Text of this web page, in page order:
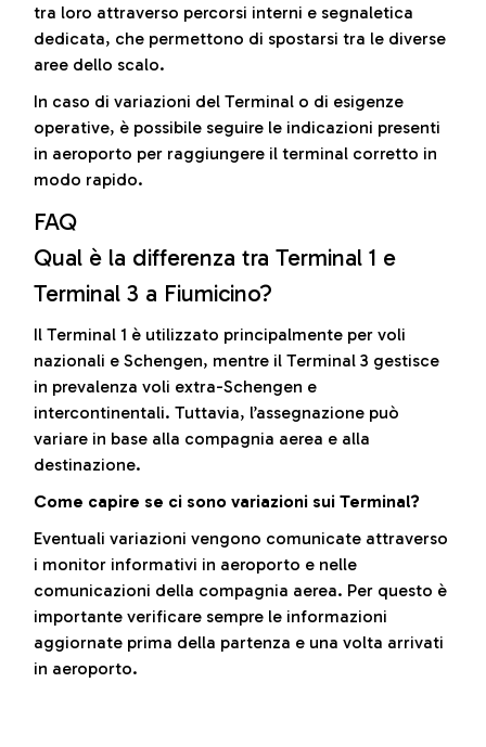
tra loro attraverso percorsi interni e segnaletica
dedicata, che permettono di spostarsi tra le diverse
aree dello scalo.
In caso di variazioni del Terminal o di esigenze
operative, è possibile seguire le indicazioni presenti
in aeroporto per raggiungere il terminal corretto in
modo rapido.
FAQ
Qual è la differenza tra Terminal 1 e
Terminal 3 a Fiumicino?
Il Terminal 1 è utilizzato principalmente per voli
nazionali e Schengen, mentre il Terminal 3 gestisce
in prevalenza voli extra-Schengen e
intercontinentali. Tuttavia, l’assegnazione può
variare in base alla compagnia aerea e alla
destinazione.
Come capire se ci sono variazioni sui Terminal?
Eventuali variazioni vengono comunicate attraverso
i monitor informativi in aeroporto e nelle
comunicazioni della compagnia aerea. Per questo è
importante verificare sempre le informazioni
aggiornate prima della partenza e una volta arrivati
in aeroporto.